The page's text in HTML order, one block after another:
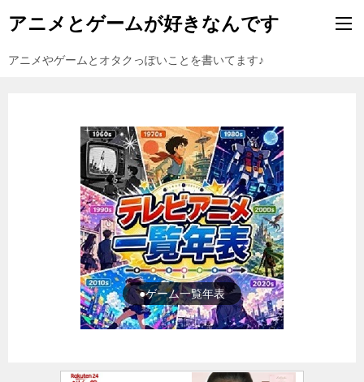
アニメとゲームが好きなんです
アニメやゲームとオタクっぽいことを書いてます♪
●ゲーム一覧年表